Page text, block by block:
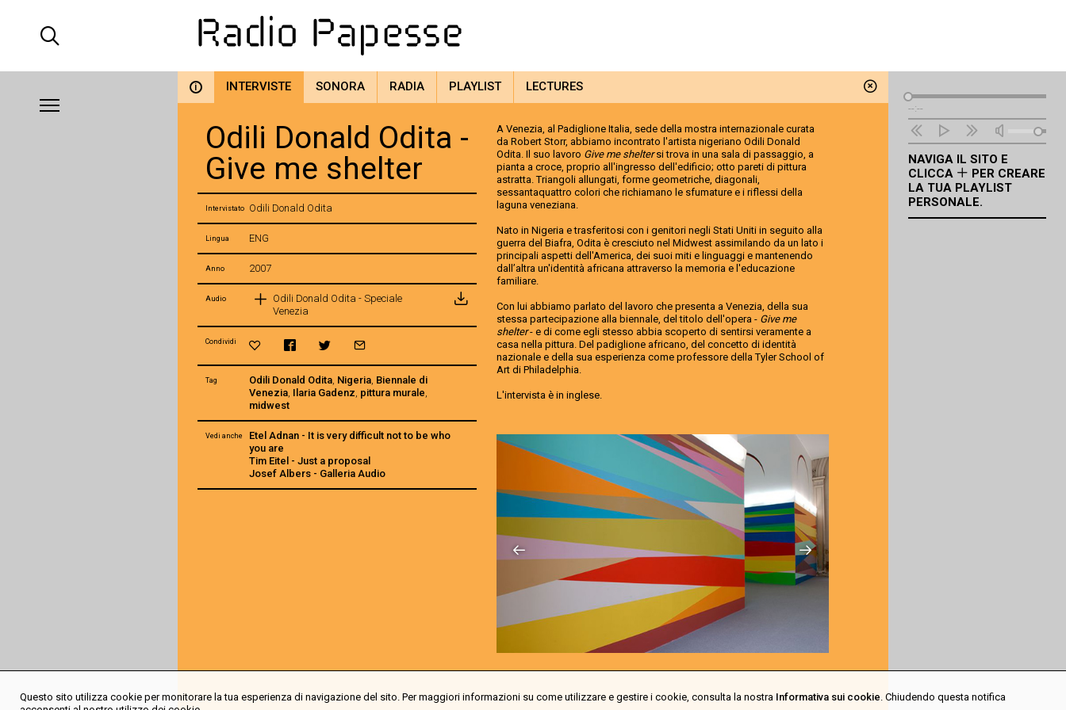
i INTERVISTE SONORA RADIA PLAYLIST LECTURES
Odili Donald Odita -
Give me shelter
Intervistato Odili Donald Odita
Lingua ENG
Anno 2007
Audio
Odili Donald Odita - Speciale
Venezia
Condividi
Tag Odili Donald Odita, Nigeria, Biennale di
Venezia, Ilaria Gadenz, pittura murale,
midwest
Vedi anche
Etel Adnan - It is very difficult not to be who
you are
Tim Eitel - Just a proposal
Josef Albers - Galleria Audio
A Venezia, al Padiglione Italia, sede della mostra internazionale curata
da Robert Storr, abbiamo incontrato l'artista nigeriano Odili Donald
Odita. Il suo lavoro Give me sheltersi trova in una sala di passaggio, a
pianta a croce, proprio all'ingresso dell'edificio; otto pareti di pittura
astratta. Triangoli allungati, forme geometriche, diagonali,
sessantaquattro colori che richiamano le sfumature e i riflessi della
laguna veneziana.
Nato in Nigeria e trasferitosi con i genitori negli Stati Uniti in seguito alla
guerra del Biafra, Odita è cresciuto nel Midwest assimilando da un lato i
principali aspetti dell'America, dei suoi miti e linguaggi e mantenendo
dall’altra un'identità africana attraverso la memoria e l'educazione
familiare.
Con lui abbiamo parlato del lavoro che presenta a Venezia, della sua
stessa partecipazione alla biennale, del titolo dell'opera - Give me
shelter- e di come egli stesso abbia scoperto di sentirsi veramente a
casa nella pittura. Del padiglione africano, del concetto di identità
nazionale e della sua esperienza come professore della Tyler School of
Art di Philadelphia.
L'intervista è in inglese.
Lettore
Audio
--:--
NAVIGA IL SITO E
CLICCA
PER CREARE
LA TUA PLAYLIST
PERSONALE.
Questo sito utilizza cookie per monitorare la tua esperienza di navigazione del sito. Per maggiori informazioni su come utilizzare e gestire i cookie, consulta la nostra Informativa sui cookie. Chiudendo questa notifica